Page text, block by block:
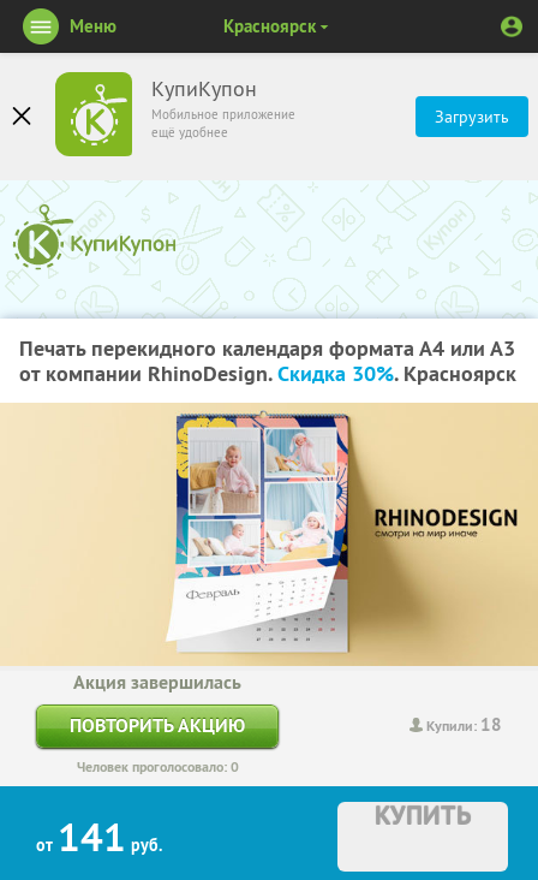
КупиКупон
Мобильное приложение
ещё удобнее
Загрузить
Меню Красноярск
Печать перекидного календаря формата А4 или А3
от компании RhinoDesign.Скидка 30%. Красноярск
Купили: 18
Акция завершилась
ПОВТОРИТЬ АКЦИЮ
Человек проголосовало: 0
от 141 руб.
КУПИТЬ